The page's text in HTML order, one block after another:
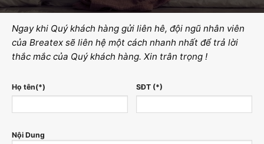
Ngay khi Quý khách hàng gửi liên hê, đội ngũ nhân viên
của Breatex sẽ liên hệ một cách nhanh nhất để trả lời
thắc mắc của Quý khách hàng. Xin trân trọng !
Họ tên(*) SĐT (*)
Nội Dung